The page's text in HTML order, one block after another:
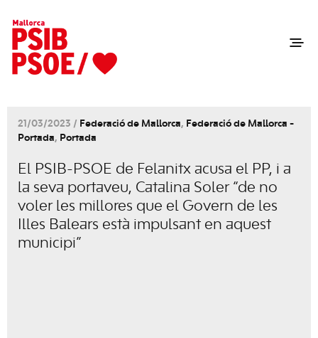
21/03/2023 / Federació de Mallorca, Federació de Mallorca -
Portada, Portada
El PSIB-PSOE de Felanitx acusa el PP, i a
la seva portaveu, Catalina Soler “de no
voler les millores que el Govern de les
Illes Balears està impulsant en aquest
municipi”